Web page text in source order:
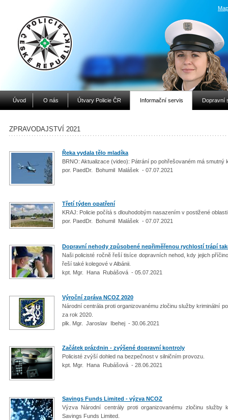
Úvod O nás Útvary Policie ČR Informační servis Dopravní
ZPRAVODAJSTVÍ 2021
Řeka vydala tělo mladíka
BRNO: Aktualizace (video): Pátrání po pohřešovaném má smutný
por. PaedDr. Bohumil Malášek - 07.07.2021
Třetí týden opatření
KRAJ: Policie počítá s dlouhodobým nasazením v postižené
por. PaedDr. Bohumil Malášek - 07.07.2021
Dopravní nehody způsobené nepřiměřenou rychlostí trápí
Naši policisté ročně řeší tisíce dopravních nehod, kdy jejich
řeší také kolegové v Albánii.
kpt. Mgr. Hana Rubášová - 05.07.2021
Výroční zpráva NCOZ 2020
Národní centrála proti organizovanému zločinu služby kriminální
za rok 2020.
plk. Mgr. Jaroslav Ibehej - 30.06.2021
Začátek prázdnin - zvýšené dopravní kontroly
Policisté zvýší dohled na bezpečnost v silničním provozu.
kpt. Mgr. Hana Rubášová - 28.06.2021
Savings Funds Limited - výzva NCOZ
Výzva Národní centrály proti organizovanému zločinu služby
Savings Funds Limited.